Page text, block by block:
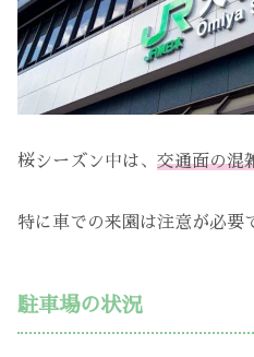
桜シーズン中は、 交通面の混
特に車での来園は注意が必要
駐車場の状況